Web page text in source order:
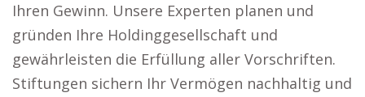
Ihren Gewinn. Unsere Experten planen und
gründen Ihre Holdinggesellschaft und
gewährleisten die Erfüllung aller Vorschriften.
Stiftungen sichern Ihr Vermögen nachhaltig und